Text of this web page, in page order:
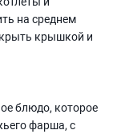
на среднем
крышкой и
блюдо, которое
фарша, с